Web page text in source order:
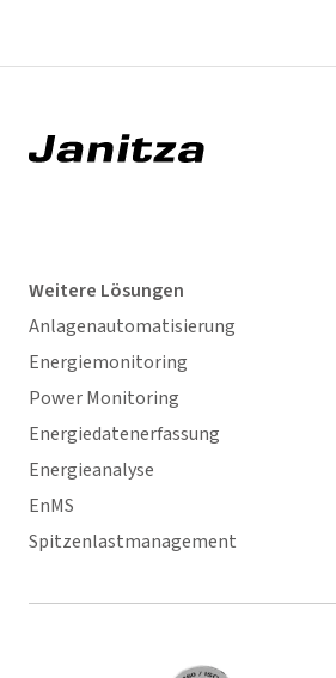
Weitere Lösungen
Anlagenautomatisierung
Energiemonitoring
Power Monitoring
Energiedatenerfassung
Energieanalyse
EnMS
Spitzenlastmanagement